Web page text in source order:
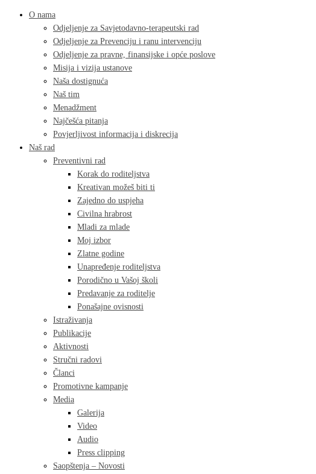
O nama
Odjeljenje za Savjetodavno-terapeutski rad
Odjeljenje za Prevenciju i ranu intervenciju
Odjeljenje za pravne, finansijske i opće poslove
Misija i vizija ustanove
Naša dostignuća
Naš tim
Menadžment
Najčešća pitanja
Povjerljivost informacija i diskrecija
Naš rad
Preventivni rad
Korak do roditeljstva
Kreativan možeš biti ti
Zajedno do uspjeha
Civilna hrabrost
Mladi za mlade
Moj izbor
Zlatne godine
Unapređenje roditeljstva
Porodično u Vašoj školi
Predavanje za roditelje
Ponašajne ovisnosti
Istraživanja
Publikacije
Aktivnosti
Stručni radovi
Članci
Promotivne kampanje
Media
Galerija
Video
Audio
Press clipping
Saopštenja – Novosti